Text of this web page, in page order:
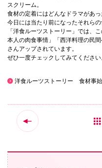
産学連携
入試情報
交通アクセス
スクリーム。
食材の定着にはどんなドラマがあっ
今日には当たり前になったそれら
「洋食ルーツストーリー」では、
本人の肉食事情」「西洋料理の民
さんアップされています。
ぜひ一度チェックしてみてください
洋食ルーツストーリー 食材事